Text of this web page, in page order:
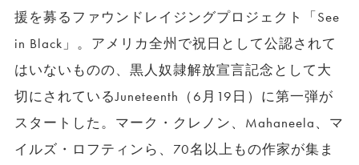
援を募るファウンドレイジングプロジェクト「See
in Black」。アメリカ全州で祝日として公認されて
はいないものの、黒人奴隷解放宣言記念として大
切にされているJuneteenth（6月19日）に第一弾が
スタートした。マーク・クレノン、Mahaneela、マ
イルズ・ロフティンら、70名以上もの作家が集ま